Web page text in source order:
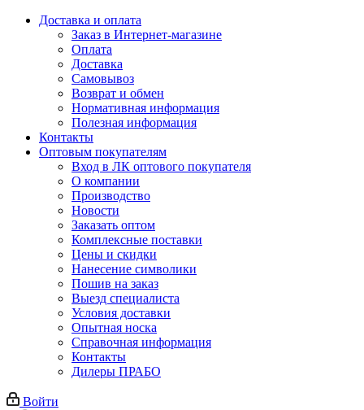
Доставка и оплата
Заказ в Интернет-магазине
Оплата
Доставка
Самовывоз
Возврат и обмен
Нормативная информация
Полезная информация
Контакты
Оптовым покупателям
Вход в ЛК оптового покупателя
О компании
Производство
Новости
Заказать оптом
Комплексные поставки
Цены и скидки
Нанесение символики
Пошив на заказ
Выезд специалиста
Условия доставки
Опытная носка
Справочная информация
Контакты
Дилеры ПРАБО
Войти